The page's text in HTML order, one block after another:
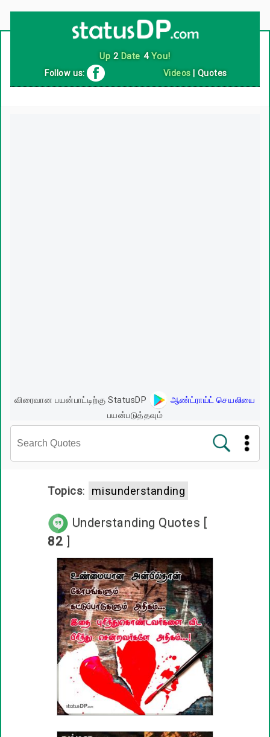
Follow us: Videos Quotes
விரைவான பயன்பாட்டிற்கு StatusDP
ஆண்ட்ராய்ட் செயலியை
பயன்படுத்தவும்
சினிமா வரிகள்
பிரபலங்களின் பொன்மொழிகள்
பழமொழிகள்
ஊக்கம் / உத்வேக பொன்மொழிகள்
காதல் பொன்மொழிகள்
மகிழ்ச்சி பொன்மொழிகள்
பொதுவான பொன்மொழிகள்
நட்பு பொன்மொழிகள்
Topics: misunderstanding
Understanding Quotes [
82 ]